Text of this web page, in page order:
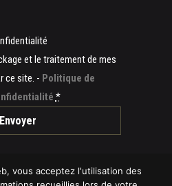
et le traitement de mes
ce site. - Politique de
*
vous acceptez l'utilisation des